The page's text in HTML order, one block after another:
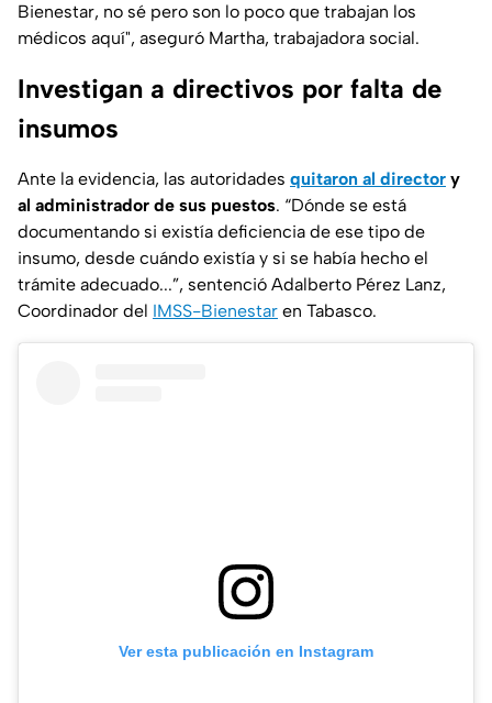
Bienestar, no sé pero son lo poco que trabajan los
médicos aquí", aseguró Martha, trabajadora social.
Investigan a directivos por falta de
insumos
Ante la evidencia, las autoridades quitaron al director y
al administrador de sus puestos. “Dónde se está
documentando si existía deficiencia de ese tipo de
insumo, desde cuándo existía y si se había hecho el
trámite adecuado...”, sentenció Adalberto Pérez Lanz,
Coordinador del IMSS-Bienestar en Tabasco.
Ver esta publicación en Instagram